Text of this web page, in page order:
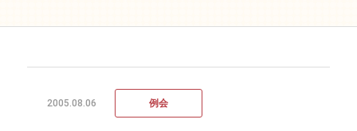
2005.08.06 例会